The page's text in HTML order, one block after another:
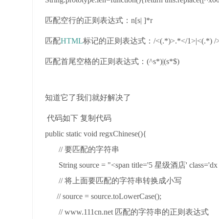
匹配空行的正则表达式：n[s| ]*r
匹配HTML标记的正则表达式：/<(.*)>.*</1>|<(.*) /
匹配首尾空格的正则表达式：(^s*)|(s*$)
知道它了我们就好解决了
代码如下 复制代码
public static void regxChinese(){
// 要匹配的字符串
String source = "<span title='5 星级酒店'
// 将上面要匹配的字符串转换成小写
// source = source.toLowerCase();
// www.111cn.net 匹配的字符串的正则表达式